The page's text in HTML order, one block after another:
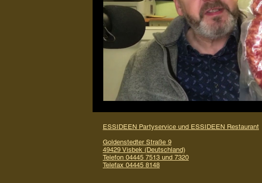
ESSIDEEN Partyservice und ESSIDEEN Restaurant
Goldenstedter Straße 9
49429 Visbek (Deutschland)
Telefon 04445 7513 und 7320
Telefax 04445 8148